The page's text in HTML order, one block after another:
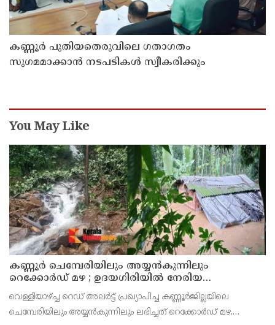
കണ്ണൂർ പുതിയതെരുവിലെ ഗതാഗതം
സുഗമമാക്കാന്‍ നടപടികള്‍ സ്വീകരിക്കും
You May Like
കണ്ണൂർ ചെമ്പേരിയിലും അയ്യൻകുന്നിലും
റെക്കോർഡ് മഴ ; ഉദയഗിരിയിൽ നേരിയ
ഉരുൾപൊട്ടൽ; 13 പേരെ ക്യാമ്പിലേക്ക് മാറ്റി
വെള്ളിയാഴ്ച്ച റെഡ് അലർട്ട് പ്രഖ്യാപിച്ച കണ്ണൂർജില്ലയിലെ
ചെമ്പേരിയിലും അയ്യൻകുന്നിലും ലഭിച്ചത് റെക്കോർഡ് മഴ.